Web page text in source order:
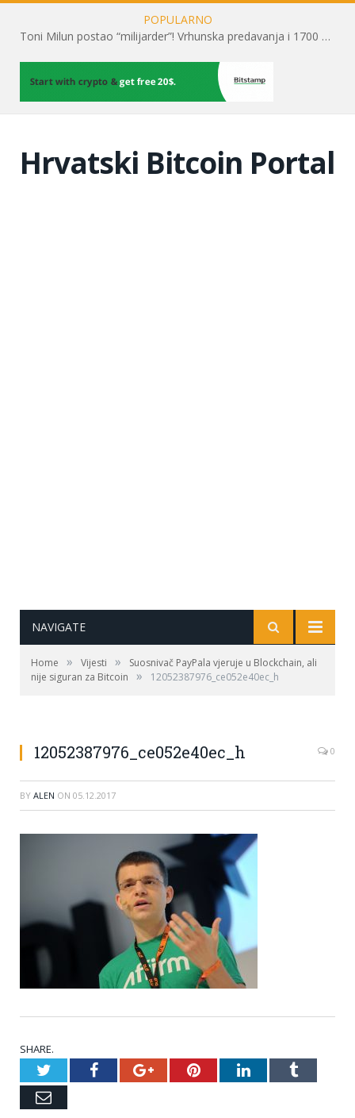
POPULARNO
Toni Milun postao “milijarder”! Vrhunska predavanja i 1700 posjetitelja obilježili su mjesec financijske pismenosti
Hrvatski Bitcoin Portal
NAVIGATE
Home » Vijesti »
Suosnivač PayPala vjeruje u Blockchain, ali
nije siguran za Bitcoin
» 12052387976_ce052e40ec_h
12052387976_ce052e40ec_h 0
BY ALEN ON 05.12.2017
SHARE.
TwitterFacebookGoogle+PinterestLinkedInTumblr
Email